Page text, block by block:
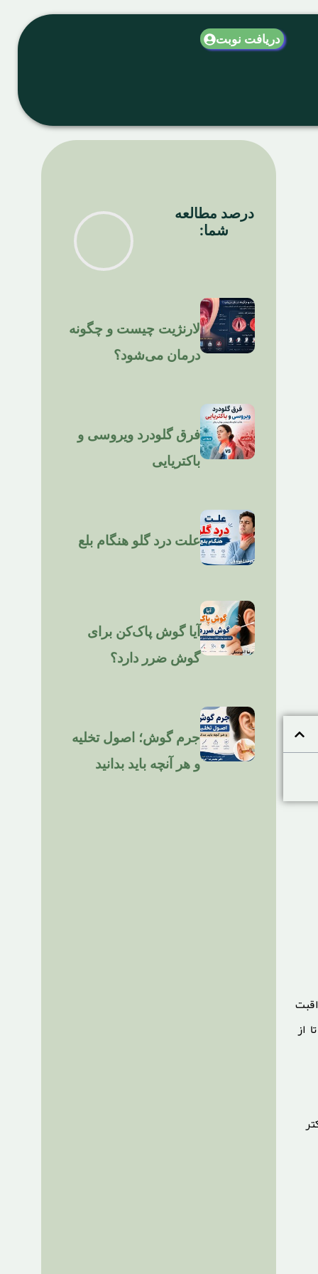
دریافت نوبت
از
درصد مطالعه
شما:
لارنژیت چیست و چگونه
درمان می‌شود؟
فرق گلودرد ویروسی و
باکتریایی
علت درد گلو هنگام بلع
آیا گوش پاک‌کن برای
گوش ضرر دارد؟
جرم گوش؛ اصول تخلیه
و هر آنچه باید بدانید